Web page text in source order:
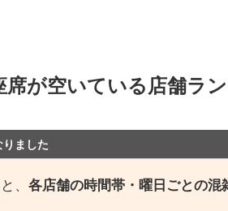
席が空いている店舗ラ
りました
、 各店舗の時間帯・曜日ごとの混